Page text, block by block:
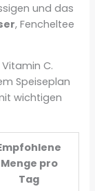
und das
, Fencheltee
C.
Speiseplan
wichtigen
Menge pro
Tag